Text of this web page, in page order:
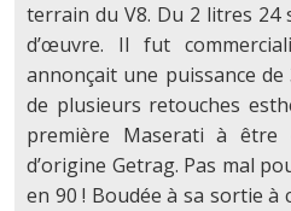
terrain du V8. Du 2 litres 24
d’œuvre. Il fut
annonçait une puissance de
de plusieurs retouches
première Maserati à être
d’origine Getrag. Pas mal
en 90 ! Boudée à sa sortie à